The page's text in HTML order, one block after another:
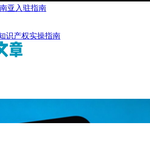
亚入驻指南
识产权实操指南